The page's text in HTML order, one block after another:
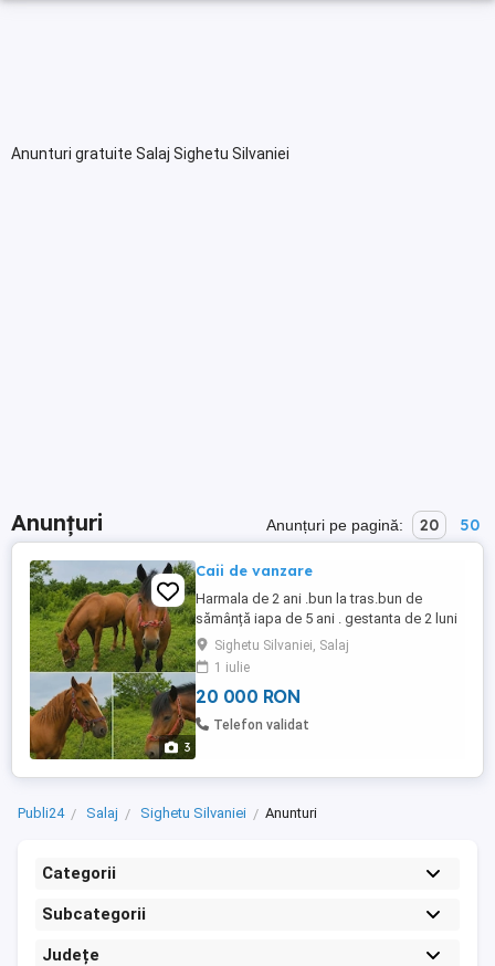
Anunturi gratuite Salaj Sighetu Silvaniei
Anunțuri Anunțuri pe pagină: 20 50
3
Caii de vanzare
Harmala de 2 ani .bun la tras.bun de
sămânță iapa de 5 ani . gestanta de 2 luni
.bună la tras. mare în pas Foarte cuminți
.vin la chemare .Mai multe detalii în privat
sau la telefon
Sighetu Silvaniei, Salaj
1 iulie
20 000 RON
Telefon validat
Publi24 Salaj Sighetu Silvaniei Anunturi
Categorii
Subcategorii
Județe